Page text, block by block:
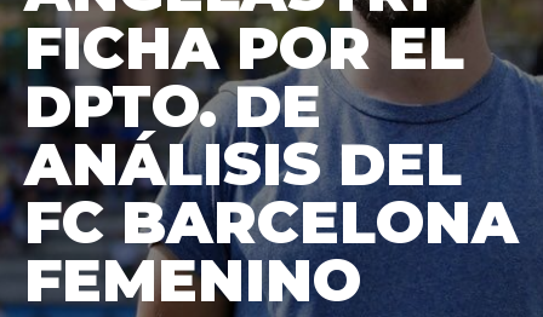
FICHA POR EL
DPTO. DE
ANÁLISIS DEL
FC BARCELONA
FEMENINO